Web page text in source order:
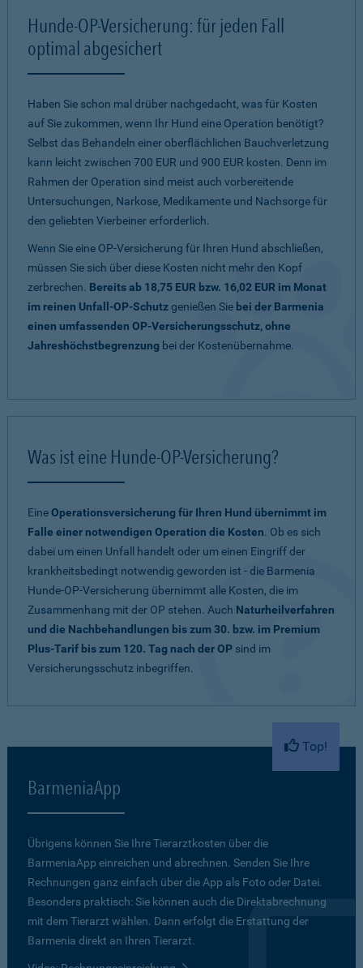
Hunde-OP-Versicherung: für jeden Fall
optimal abgesichert
Haben Sie schon mal drüber nachgedacht, was für Kosten
auf Sie zukommen, wenn Ihr Hund eine Operation benötigt?
Selbst das Behandeln einer oberflächlichen Bauchverletzung
kann leicht zwischen 700 EUR und 900 EUR kosten. Denn im
Rahmen der Operation sind meist auch vorbereitende
Untersuchungen, Narkose, Medikamente und Nachsorge für
den geliebten Vierbeiner erforderlich.
Wenn Sie eine OP-Versicherung für Ihren Hund abschließen,
müssen Sie sich über diese Kosten nicht mehr den Kopf
zerbrechen. Bereits ab 18,75 EUR bzw. 16,02 EUR im Monat
im reinen Unfall-OP-Schutzgenießen Sie bei der Barmenia
einen umfassenden OP-Versicherungsschutz, ohne
Jahreshöchstbegrenzung bei der Kostenübernahme.
Was ist eine Hunde-OP-Versicherung?
EineOperationsversicherung für Ihren Hund übernimmt im
Falle einer notwendigen Operation die Kosten. Ob es sich
dabei um einen Unfall handelt oder um einen Eingriff der
krankheitsbedingt notwendig geworden ist - die Barmenia
Hunde-OP-Versicherung übernimmt alle Kosten, die im
Zusammenhang mit der OP stehen. Auch Naturheilverfahren
und die Nachbehandlungen bis zum 30. bzw. im Premium
Plus-Tarif bis zum 120. Tag nach der OP sind im
Versicherungsschutz inbegriffen.
Top!
BarmeniaApp
Übrigens können Sie Ihre Tierarztkosten über die
BarmeniaApp einreichen und abrechnen. Senden Sie Ihre
Rechnungen ganz einfach über die App als Foto oder Datei.
Besonders praktisch: Sie können auch die Direktabrechnung
mit dem Tierarzt wählen. Dann erfolgt die Erstattung der
Barmenia direkt an Ihren Tierarzt.